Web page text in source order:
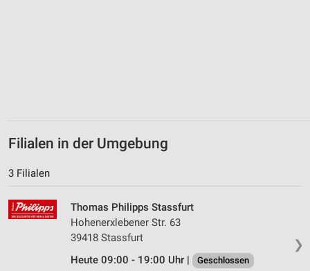
Filialen in der Umgebung
3 Filialen
❯
Thomas Philipps Stassfurt
Hohenerxlebener Str. 63
39418 Stassfurt
Heute 09:00 - 19:00 Uhr |
Geschlossen
Analyse von Zielgruppen durch Statistiken oder
Quellen
Entwicklung und Verbesserung der Angebote
Verwendung reduzierter Daten zur Auswahl von
IAB-Besonderheiten: